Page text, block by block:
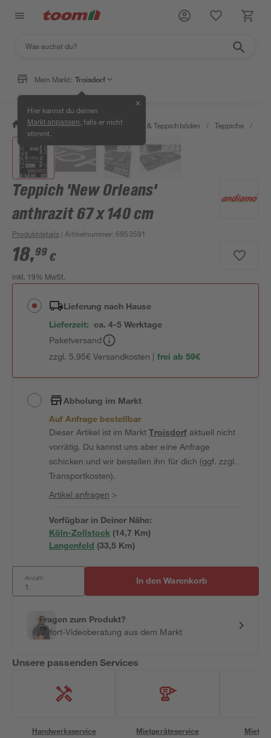
Mein Markt: Troisdorf
Hier kannst du deinen
Markt anpassen , falls er nicht
stimmt.
✕
/ Wohnen & Haushalt / Teppiche & Teppichböden / Teppiche /
Teppich 'New Orleans'
anthrazit 67 x 140 cm
Produktdetails | Artikelnummer:6953591
18,99 €
inkl. 19% MwSt.
Lieferung nach Hause
Lieferzeit: ca. 4-5 Werktage
Paketversand
zzgl. 5,95€ Versandkosten | frei ab 59€
Abholung im Markt
Auf Anfrage bestellbar
Dieser Artikel ist im MarktTroisdorfaktuell nicht
vorrätig. Du kannst uns aber eine Anfrage
schicken und wir bestellen ihn für dich (ggf. zzgl.
Transportkosten).
Artikel anfragen >
Verfügbar in Deiner Nähe:
Köln-Zollstock (14,7 Km)
Langenfeld (33,5 Km)
Anzahl: In den Warenkorb
Fragen zum Produkt?
Sofort-Videoberatung aus dem Markt
Unsere passenden Services
Handwerksservice Mietgeräteservice